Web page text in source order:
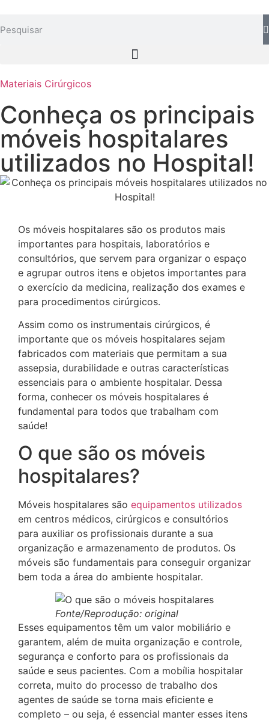
Materiais Cirúrgicos
Conheça os principais
móveis hospitalares
utilizados no Hospital!
Os móveis hospitalares são os produtos mais
importantes para hospitais, laboratórios e
consultórios, que servem para organizar o espaço
e agrupar outros itens e objetos importantes para
o exercício da medicina, realização dos exames e
para procedimentos cirúrgicos.
Assim como os instrumentais cirúrgicos, é
importante que os móveis hospitalares sejam
fabricados com materiais que permitam a sua
assepsia, durabilidade e outras características
essenciais para o ambiente hospitalar. Dessa
forma, conhecer os móveis hospitalares é
fundamental para todos que trabalham com
saúde!
O que são os móveis
hospitalares?
Móveis hospitalares são equipamentos utilizados
em centros médicos, cirúrgicos e consultórios
para auxiliar os profissionais durante a sua
organização e armazenamento de produtos. Os
móveis são fundamentais para conseguir organizar
bem toda a área do ambiente hospitalar.
Fonte/Reprodução: original
Esses equipamentos têm um valor mobiliário e
garantem, além de muita organização e controle,
segurança e conforto para os profissionais da
saúde e seus pacientes. Com a mobília hospitalar
correta, muito do processo de trabalho dos
agentes de saúde se torna mais eficiente e
completo – ou seja, é essencial manter esses itens